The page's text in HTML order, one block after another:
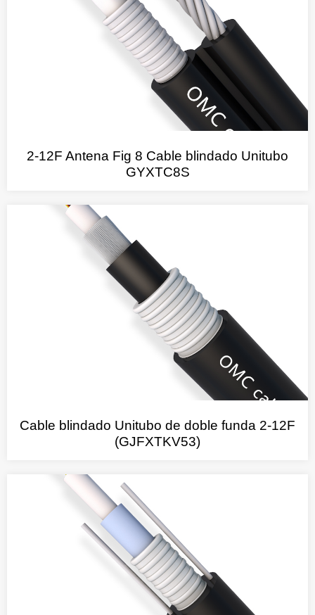
2-12F Antena Fig 8 Cable blindado Unitubo
GYXTC8S
Cable blindado Unitubo de doble funda 2-12F
(GJFXTKV53)